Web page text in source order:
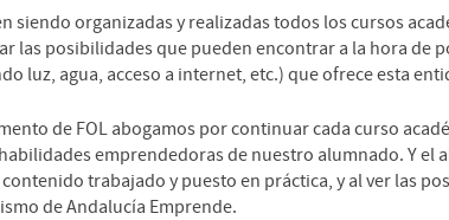
siendo organizadas y realizadas todos los cursos
las posibilidades que pueden encontrar a la hora de
luz, agua, acceso a internet, etc.) que ofrece esta
de FOL abogamos por continuar cada curso
emprendedoras de nuestro alumnado. Y el
trabajado y puesto en práctica, y al ver las
de Andalucía Emprende.